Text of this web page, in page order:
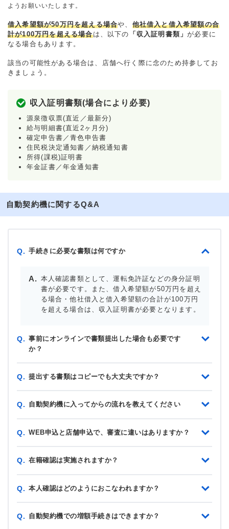
ようお願いいたします。
借入希望額が50万円を超える場合や、 他社借入と借入希望額の合
計が100万円を超える場合は、以下の 「収入証明書類」が必要に
なる場合もあります。
該当の可能性がある場合は、店舗へ行く際に念のため持参してお
きましょう。
収入証明書類(場合により必要)
源泉徴収票(直近／最新分)
給与明細書(直近2ヶ月分)
確定申告書／青色申告書
住民税決定通知書／納税通知書
所得(課税)証明書
年金証書／年金通知書
自動契約機に関するQ&A
Q. 手続きに必要な書類は何ですか
本人確認書類として、運転免許証などの身分証明
書が必要です。また、借入希望額が50万円を超え
る場合・他社借入と借入希望額の合計が100万円
を超える場合は、収入証明書が必要となります。
Q. 事前にオンラインで書類提出した場合も必要です
か？
Q. 提出する書類はコピーでも大丈夫ですか？
Q. 自動契約機に入ってからの流れを教えてください
Q. WEB申込と店舗申込で、審査に違いはありますか？
Q. 在籍確認は実施されますか？
Q. 本人確認はどのようにおこなわれますか？
Q. 自動契約機での増額手続きはできますか？